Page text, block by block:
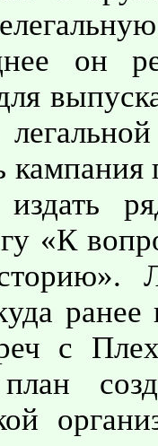
он
издать
«К
с
план